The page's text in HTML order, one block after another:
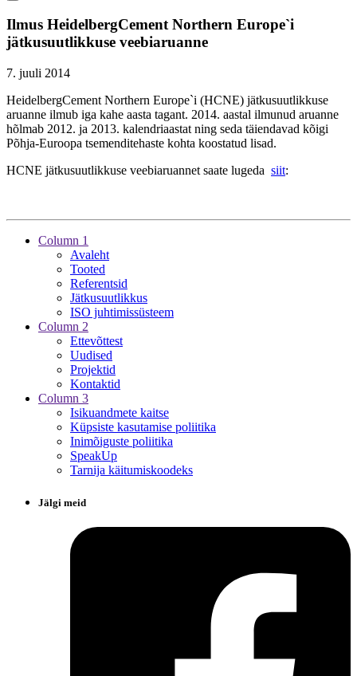
Ilmus HeidelbergCement Northern Europe`i
jätkusuutlikkuse veebiaruanne
7. juuli 2014
HeidelbergCement Northern Europe`i (HCNE) jätkusuutlikkuse
aruanne ilmub iga kahe aasta tagant. 2014. aastal ilmunud aruanne
hõlmab 2012. ja 2013. kalendriaastat ning seda täiendavad kõigi
Põhja-Euroopa tsemenditehaste kohta koostatud lisad.
HCNE jätkusuutlikkuse veebiaruannet saate lugeda siit:
Column 1
Avaleht
Tooted
Referentsid
Jätkusuutlikkus
ISO juhtimissüsteem
Column 2
Ettevõttest
Uudised
Projektid
Kontaktid
Column 3
Isikuandmete kaitse
Küpsiste kasutamise poliitika
Inimõiguste poliitika
SpeakUp
Tarnija käitumiskoodeks
Jälgi meid